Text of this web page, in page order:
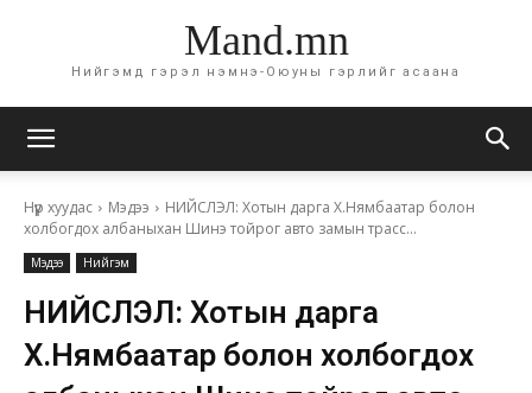
Mand.mn
Нийгэмд гэрэл нэмнэ-Оюуны гэрлийг асаана
Нүүр хуудас Мэдээ
НИЙСЛЭЛ: Хотын дарга Х.Нямбаатар болон
холбогдох албаныхан Шинэ тойрог авто замын трасс...
Мэдээ Нийгэм
НИЙСЛЭЛ: Хотын дарга
Х.Нямбаатар болон холбогдох